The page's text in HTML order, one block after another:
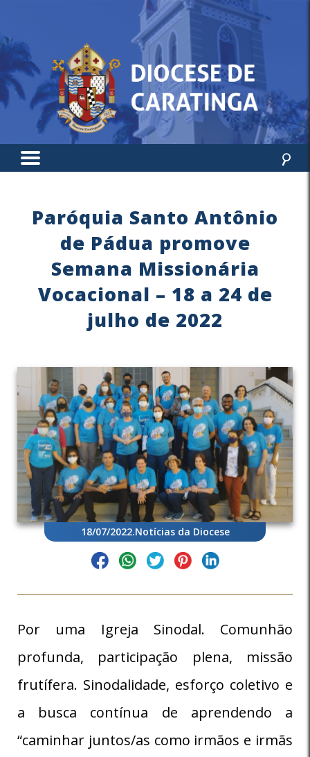
Paróquia Santo Antônio
de Pádua promove
Semana Missionária
Vocacional – 18 a 24 de
julho de 2022
18/07/2022.Notícias da Diocese
Por uma Igreja Sinodal. Comunhão
profunda, participação plena, missão
frutífera. Sinodalidade, esforço coletivo e
a busca contínua de aprendendo a
“caminhar juntos/as como irmãos e irmãs